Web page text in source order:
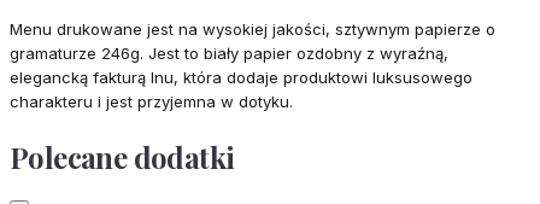
Menu drukowane jest na wysokiej jakości, sztywnym papierze o
gramaturze 246g. Jest to biały papier ozdobny z wyraźną,
elegancką fakturą lnu, która dodaje produktowi luksusowego
charakteru i jest przyjemna w dotyku.
Polecane dodatki